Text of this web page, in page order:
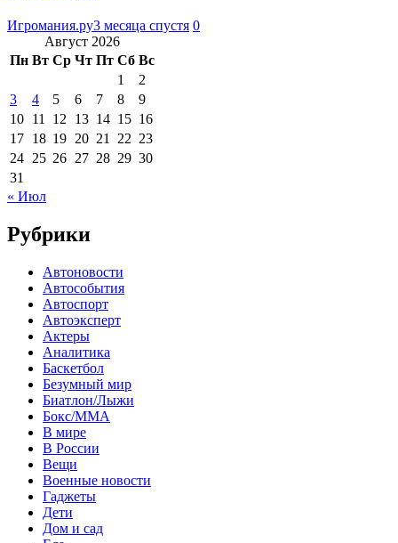
Игромания.ру3 месяца спустя 0
Август 2026
Пн Вт Ср Чт Пт Сб Вс
1
2
3
4 5 6 7 8
9
10 11 12 13 14 15 16
17 18 19 20 21 22 23
24 25 26 27 28 29 30
31
« Июл
Рубрики
Автоновости
Автособытия
Автоспорт
Автоэксперт
Актеры
Аналитика
Баскетбол
Безумный мир
Биатлон/Лыжи
Бокс/MMA
В мире
В России
Вещи
Военные новости
Гаджеты
Дети
Дом и сад